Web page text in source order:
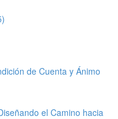
de Cuenta y Ánimo
el Camino hacia